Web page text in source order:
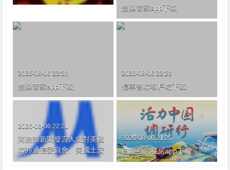
豐巢管家app下載
2026-08-06 22:36
豐巢管家app下載
2026-08-06 22:22
信車智聯客戶端下載
2026-08-06 22:21
商務部新聞發言人就對美國
聯邦通信委員會、美國土安
全部係列涉華消極措施實施
2026-08-06 21:25
自如租房租房app下載